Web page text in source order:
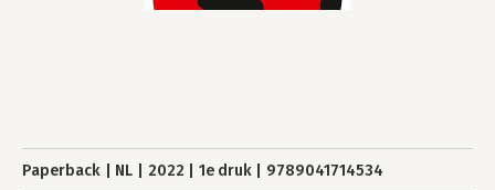
Paperback NL 2022 1e druk 9789041714534